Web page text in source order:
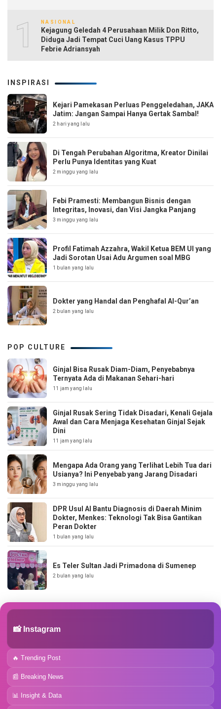
10NASIONAL
Kejagung Geledah 4 Perusahaan Milik Don Ritto,
Diduga Jadi Tempat Cuci Uang Kasus TPPU
Febrie Adriansyah
INSPIRASI
Kejari Pamekasan Perluas Penggeledahan, JAKA
Jatim: Jangan Sampai Hanya Gertak Sambal!
2 hari yang lalu
Di Tengah Perubahan Algoritma, Kreator Dinilai
Perlu Punya Identitas yang Kuat
2 minggu yang lalu
Febi Pramesti: Membangun Bisnis dengan
Integritas, Inovasi, dan Visi Jangka Panjang
3 minggu yang lalu
Profil Fatimah Azzahra, Wakil Ketua BEM UI yang
Jadi Sorotan Usai Adu Argumen soal MBG
1 bulan yang lalu
Dokter yang Handal dan Penghafal Al-Qur’an
2 bulan yang lalu
POP CULTURE
Ginjal Bisa Rusak Diam-Diam, Penyebabnya
Ternyata Ada di Makanan Sehari-hari
11 jam yang lalu
Ginjal Rusak Sering Tidak Disadari, Kenali Gejala
Awal dan Cara Menjaga Kesehatan Ginjal Sejak
Dini
11 jam yang lalu
Mengapa Ada Orang yang Terlihat Lebih Tua dari
Usianya? Ini Penyebab yang Jarang Disadari
3 minggu yang lalu
DPR Usul AI Bantu Diagnosis di Daerah Minim
Dokter, Menkes: Teknologi Tak Bisa Gantikan
Peran Dokter
1 bulan yang lalu
Es Teler Sultan Jadi Primadona di Sumenep
2 bulan yang lalu
📸 Instagram
🔥 Trending Post
📰 Breaking News
📊 Insight & Data